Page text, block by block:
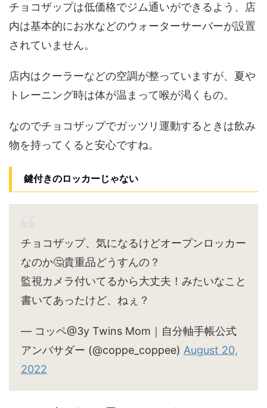
チョコザップは低価格でジム通いができるよう、店
内は基本的にお水などのウォーターサーバーが設置
されていません。
店内はクーラーなどの空調が整っていますが、夏や
トレーニング時は体が温まって喉が渇くもの。
なのでチョコザップでガッツリ運動するときは飲み
物を持ってくると安心ですね。
鍵付きのロッカーじゃない
チョコザップ、気になるけどオープンロッカー
なのか🤔貴重品どうすんの？
監視カメラ付いてるから大丈夫！みたいなこと
書いてあったけど、ねぇ？
— コッペ@3y Twins Mom｜自分軸手帳公式
アンバサダー (@coppe_coppee) August 20,
2022